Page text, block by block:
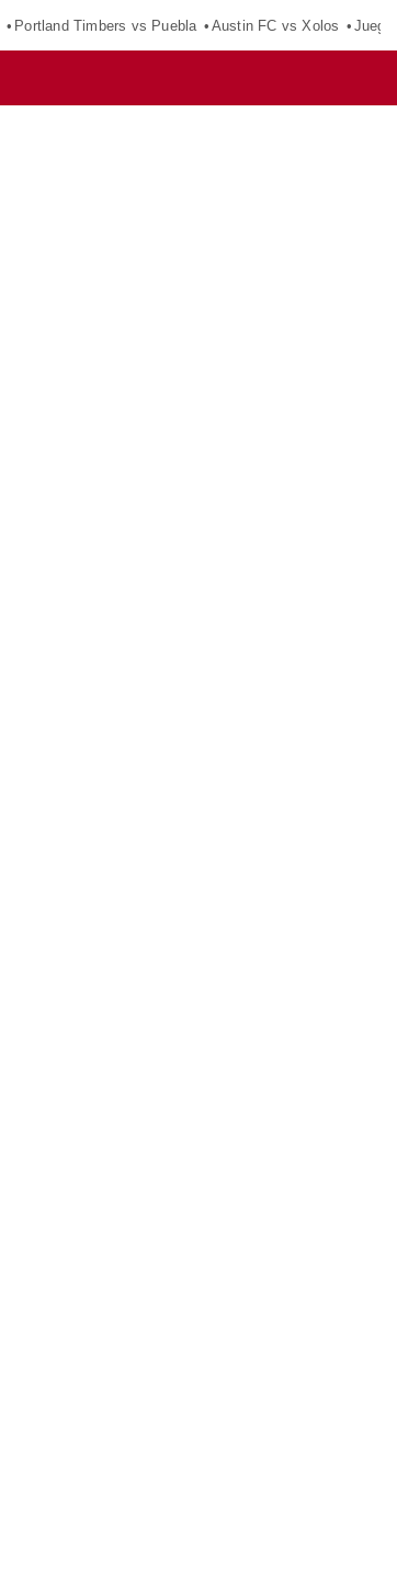
Portland Timbers vs Puebla Austin FC vs Xolos